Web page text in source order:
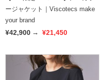
ージャケット｜Viscotecs make
your brand
¥42,900 → ¥21,450